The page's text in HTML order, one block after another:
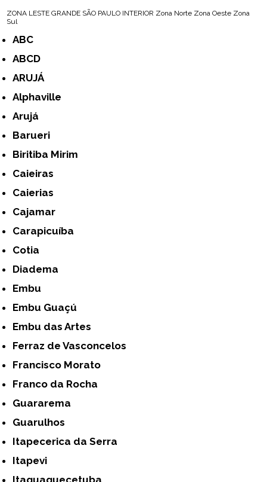
ZONA LESTE GRANDE SÃO PAULO INTERIOR Zona Norte Zona Oeste Zona
Sul
ABC
ABCD
ARUJÁ
Alphaville
Arujá
Barueri
Biritiba Mirim
Caieiras
Caierias
Cajamar
Carapicuíba
Cotia
Diadema
Embu
Embu Guaçú
Embu das Artes
Ferraz de Vasconcelos
Francisco Morato
Franco da Rocha
Guararema
Guarulhos
Itapecerica da Serra
Itapevi
Itaquaquecetuba